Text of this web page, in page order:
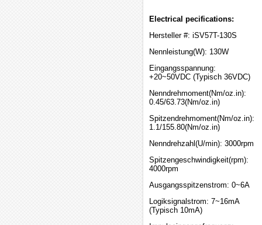
Electrical pecifications:
Hersteller #: iSV57T-130S
Nennleistung(W): 130W
Eingangsspannung:
+20~50VDC (Typisch 36VDC)
Nenndrehmoment(Nm/oz.in):
0.45/63.73(Nm/oz.in)
Spitzendrehmoment(Nm/oz.in):
1.1/155.80(Nm/oz.in)
Nenndrehzahl(U/min): 3000rpm
Spitzengeschwindigkeit(rpm):
4000rpm
Ausgangsspitzenstrom: 0~6A
Logiksignalstrom: 7~16mA
(Typisch 10mA)